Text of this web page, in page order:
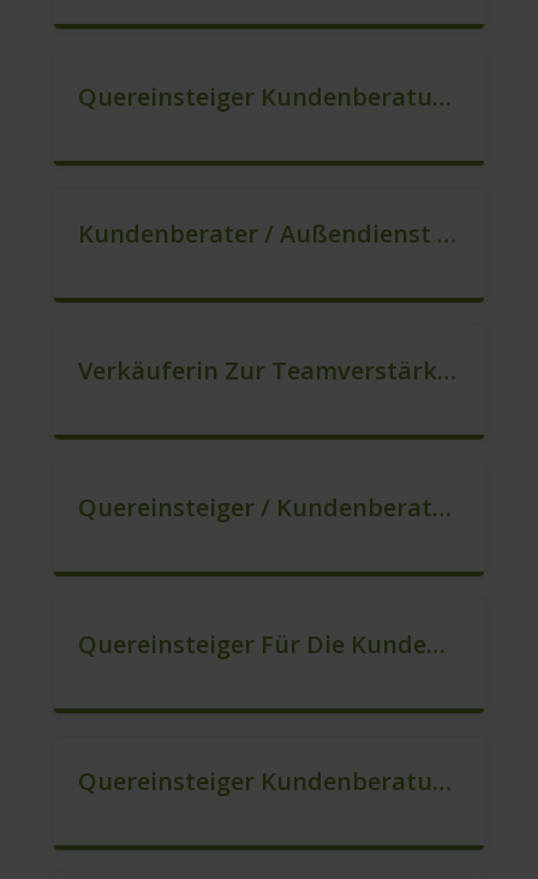
Quereinsteiger Kundenberatung (Außendienst) (m/w/d)
Kundenberater / Außendienst (m/w/d)
Verkäuferin Zur Teamverstärkung (m/w/d)
Quereinsteiger / Kundenberatung (B2C) (m/w/d)
Quereinsteiger Für Die Kundenberatung (m/w/d)
Quereinsteiger Kundenberatung Im Außendienst (m/w/d)